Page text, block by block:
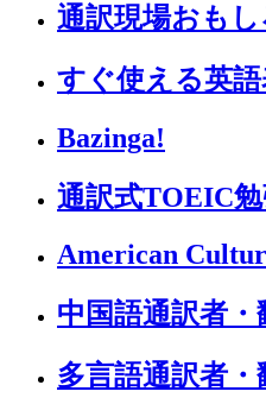
通訳現場おも
すぐ使える英
Bazinga!
通訳式TOEIC
American
中国語通訳者
多言語通訳者